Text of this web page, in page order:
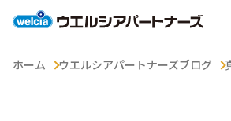
ホーム ウエルシアパートナーズブログ